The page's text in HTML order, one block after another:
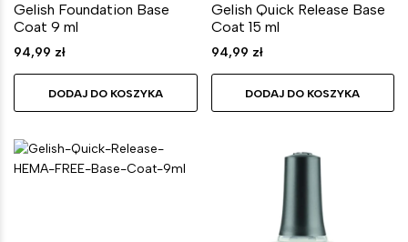
Gelish Foundation Base
Coat 9 ml
94,99 zł
DODAJ DO KOSZYKA
Gelish Quick Release Base
Coat 15 ml
94,99 zł
DODAJ DO KOSZYKA